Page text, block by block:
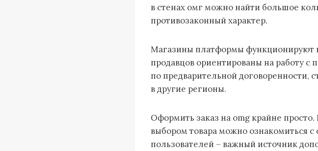
в стенах омг можно найти большое
противозаконный характер.
Магазины платформы функционируют
продавцов ориентированы на работу с
по предварительной договоренности,
в другие регионы.
Оформить заказ на omg крайне
выбором товара можно ознакомиться
пользователей – важный источник